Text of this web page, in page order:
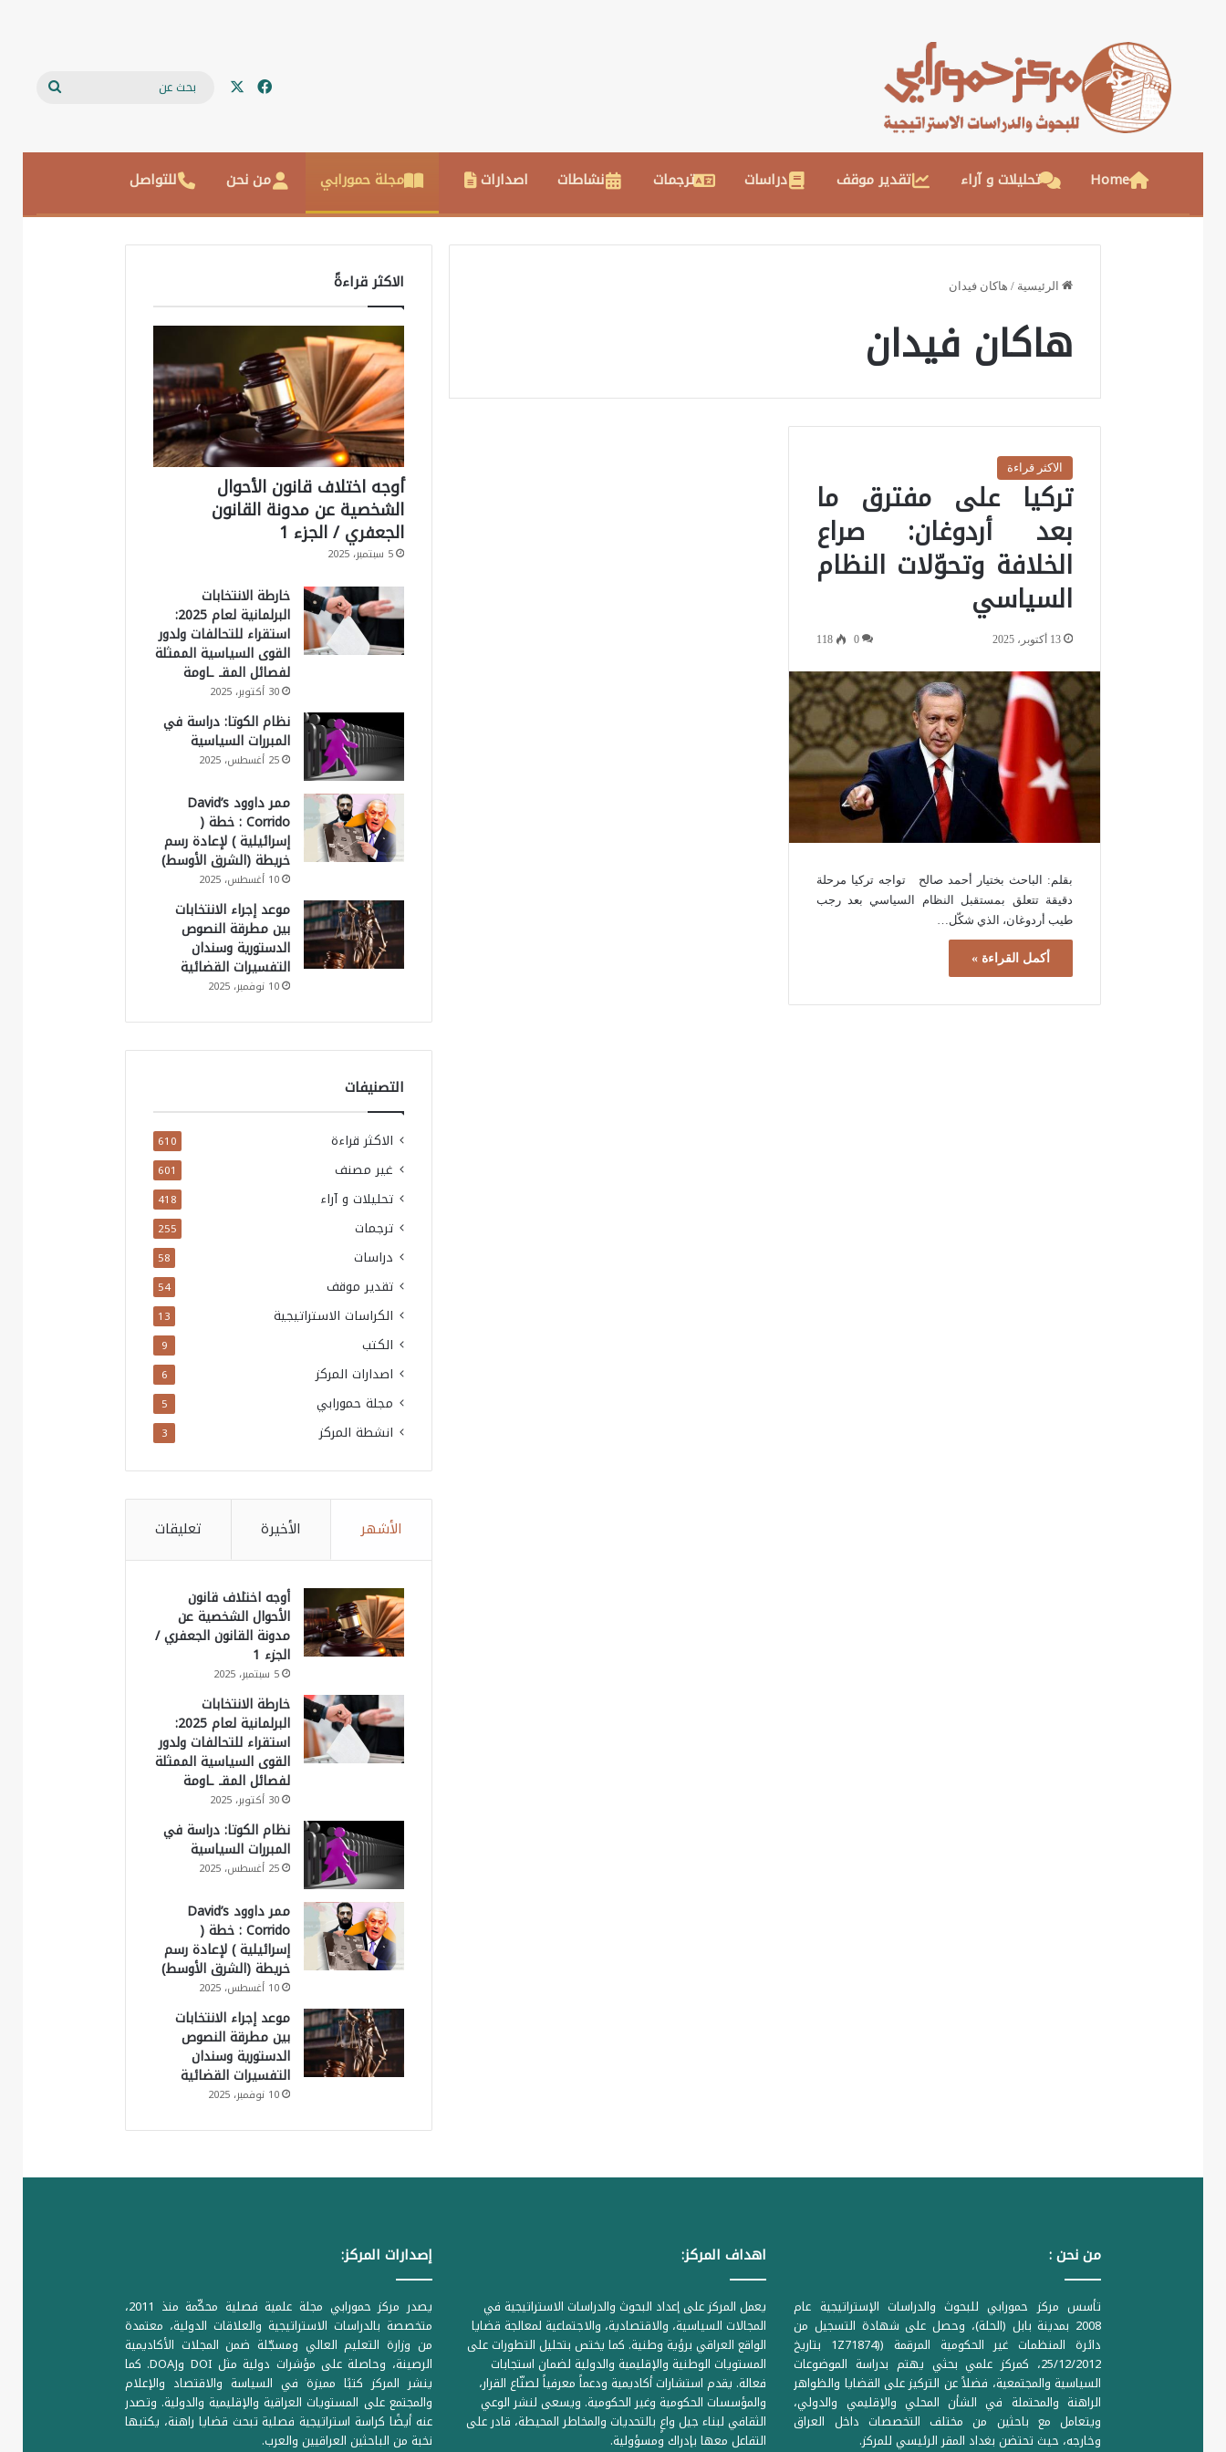
فيسبوك
Home تحليلات و آراء تقدير موقف دراسات ترجمات نشاطات اصدارات مجلة حمورابي من نحن للتواصل
الرئيسية / هاكان فيدان
هاكان فيدان
الاكثر قراءة
تركيا على مفترق ما
بعد أردوغان: صراع
الخلافة وتحوّلات النظام
السياسي
13 أكتوبر، 2025 0
118
بقلم: الباحث بختيار أحمد صالح تواجه تركيا مرحلة
دقيقة تتعلق بمستقبل النظام السياسي بعد رجب
طيب أردوغان، الذي شكّل…
أكمل القراءة »
الاكثر قراءةً
أوجه اختلاف قانون الأحوال
الشخصية عن مدونة القانون
الجعفري / الجزء 1
5 سبتمبر، 2025
خارطة الانتخابات
البرلمانية لعام 2025:
استقراء للتحالفات ولدور
القوى السياسية الممثلة
لفصائل المقـ ـاومة
30 أكتوبر، 2025
نظام الكوتا: دراسة في
المبررات السياسية
25 أغسطس، 2025
ممر داوود David’s
Corrido : خطة (
إسرائيلية ) لإعادة رسم
خريطة (الشرق الأوسط)
10 أغسطس، 2025
موعد إجراء الانتخابات
بين مطرقة النصوص
الدستورية وسندان
التفسيرات القضائية
10 نوفمبر، 2025
التصنيفات
الاكثر قراءة 610
غير مصنف 601
تحليلات و آراء 418
ترجمات 255
دراسات 58
تقدير موقف 54
الكراسات الاستراتيجية 13
الكتب 9
اصدارات المركز 6
مجلة حمورابي 5
انشطة المركز 3
الأشهر الأخيرة تعليقات
أوجه اختلاف قانون
الأحوال الشخصية عن
مدونة القانون الجعفري /
الجزء 1
5 سبتمبر، 2025
خارطة الانتخابات
البرلمانية لعام 2025:
استقراء للتحالفات ولدور
القوى السياسية الممثلة
لفصائل المقـ ـاومة
30 أكتوبر، 2025
نظام الكوتا: دراسة في
المبررات السياسية
25 أغسطس، 2025
ممر داوود David’s
Corrido : خطة (
إسرائيلية ) لإعادة رسم
خريطة (الشرق الأوسط)
10 أغسطس، 2025
موعد إجراء الانتخابات
بين مطرقة النصوص
الدستورية وسندان
التفسيرات القضائية
10 نوفمبر، 2025
من نحن :
تأسس مركز حمورابي للبحوث والدراسات الإستراتيجية عام
2008 بمدينة بابل (الحلة)، وحصل على شهادة التسجيل من
دائرة المنظمات غير الحكومية المرقمة ((1Z71874 بتاريخ
25/12/2012، كمركز علمي بحثي يهتم بدراسة الموضوعات
السياسية والمجتمعية، فضلاً عن التركيز على القضايا والظواهر
الراهنة والمحتملة في الشأن المحلي والإقليمي والدولي،
ويتعامل مع باحثين من مختلف التخصصات داخل العراق
وخارجه، حيث تحتضن بغداد المقر الرئيسي للمركز.
اهداف المركز:
يعمل المركز على إعداد البحوث والدراسات الاستراتيجية في
المجالات السياسية، والاقتصادية، والاجتماعية لمعالجة قضايا
الواقع العراقي برؤية وطنية. كما يختص بتحليل التطورات على
المستويات الوطنية والإقليمية والدولية لضمان استجابات
فعالة. يقدم استشارات أكاديمية ودعماً معرفياً لصنّاع القرار،
والمؤسسات الحكومية وغير الحكومية. ويسعى لنشر الوعي
الثقافي لبناء جيل واعٍ بالتحديات والمخاطر المحيطة، قادر على
التفاعل معها بإدراك ومسؤولية.
إصدارات المركز:
يصدر مركز حمورابي مجلة علمية فصلية محكّمة منذ 2011،
متخصصة بالدراسات الاستراتيجية والعلاقات الدولية، معتمدة
من وزارة التعليم العالي ومسجّلة ضمن المجلات الأكاديمية
الرصينة، وحاصلة على مؤشرات دولية مثل DOI وDOAJ. كما
ينشر المركز كتبًا مميزة في السياسة والاقتصاد والإعلام
والمجتمع على المستويات العراقية والإقليمية والدولية. وتصدر
عنه أيضًا كراسة استراتيجية فصلية تبحث قضايا راهنة، يكتبها
نخبة من الباحثين العراقيين والعرب.